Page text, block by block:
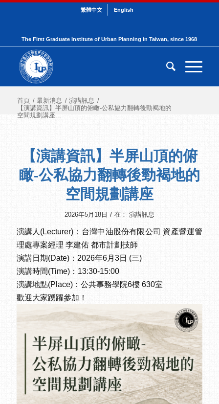
繁體中文 English
The First Graduate Institute of Urban Planning in Taiwan, since 1968
首頁 / 最新消息 / 演講訊息 /
【演講資訊】半屏山頂的俯瞰-公私協力翻轉後勁褐地的
空間規劃講座...
【演講資訊】半屏山頂的俯
瞰-公私協力翻轉後勁褐地的
空間規劃講座
2026年5月18日 / 在： 演講訊息
演講人(Lecturer)：台灣中油股份有限公司 資產營運管
理處專案經理 李建佑 都市計劃技師
演講日期(Date)：2026年6月3日 (三)
演講時間(Time)：13:30-15:00
演講地點(Place)：公共事務學院6樓 630室
歡迎大家踴躍參加！